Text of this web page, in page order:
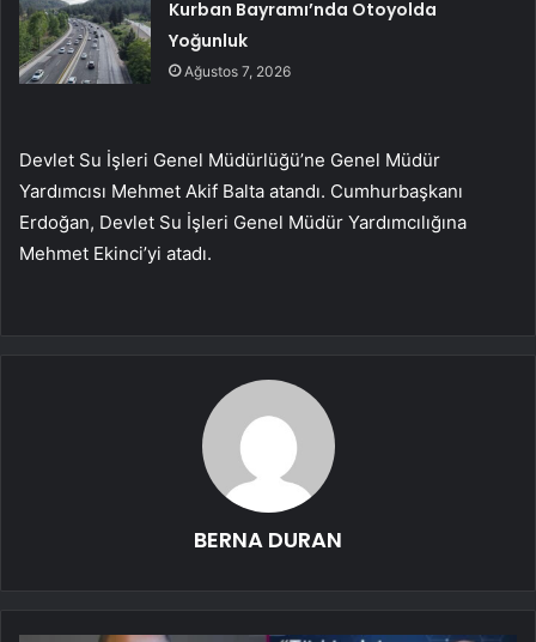
Kurban Bayramı’nda Otoyolda
Yoğunluk
Ağustos 7, 2026
Devlet Su İşleri Genel Müdürlüğü’ne Genel Müdür
Yardımcısı Mehmet Akif Balta atandı. Cumhurbaşkanı
Erdoğan, Devlet Su İşleri Genel Müdür Yardımcılığına
Mehmet Ekinci’yi atadı.
BERNA DURAN